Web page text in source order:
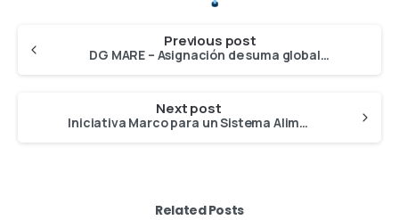
Previous post
DG MARE – Asignación de suma global: estado actual y camino a seguir
Next post
Iniciativa Marco para un Sistema Alimentario Sostenible
Related Posts